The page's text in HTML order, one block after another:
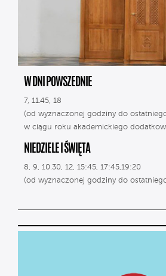
W DNI POWSZEDNIE
7, 11.45, 18
(od wyznaczonej godziny do
w ciągu roku akademickiego
NIEDZIELE I ŚWIĘTA
8, 9, 10.30, 12, 15:45, 17:45,19:20
(od wyznaczonej godziny do